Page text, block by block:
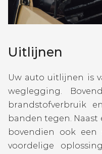
Uitlijnen
Uw auto uitlijnen is
weglegging.
brandstofverbruik
banden tegen.
bovendien ook een
voordelige